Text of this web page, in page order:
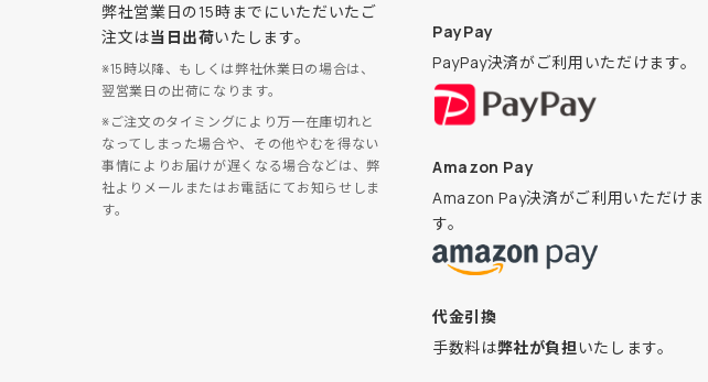
弊社営業日の15時までにいただいたご
注文は当日出荷いたします。
※15時以降、もしくは弊社休業日の場合は、
翌営業日の出荷になります。
※ご注文のタイミングにより万一在庫切れと
なってしまった場合や、その他やむを得ない
事情によりお届けが遅くなる場合などは、弊
社よりメールまたはお電話にてお知らせしま
す。
PayPay
PayPay決済がご利用いただけます。
Amazon Pay
Amazon Pay決済がご利用いただけま
す。
代金引換
手数料は弊社が負担いたします。